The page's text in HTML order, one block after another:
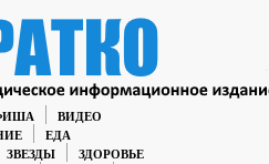
ВИДЕО
ЕДА
ЗВЕЗДЫ
ЗДОРОВЬЕ